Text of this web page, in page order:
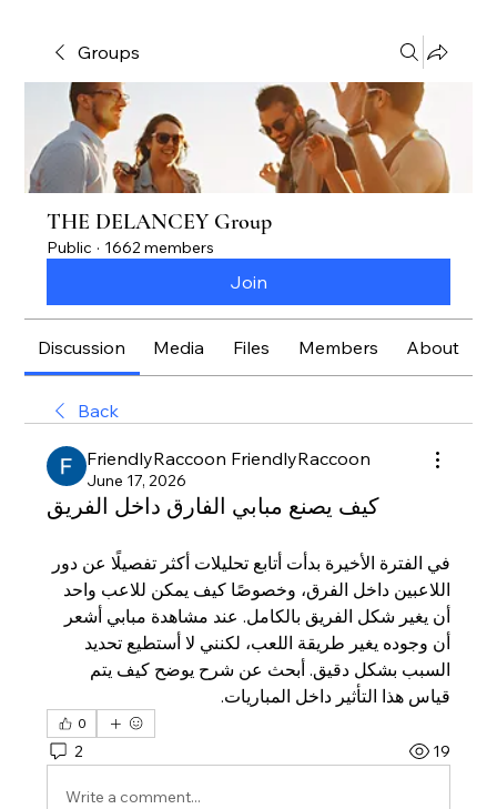
Groups
THE DELANCEY Group
Public · 1662 members
Join
Discussion Media Files Members About
Back
FriendlyRaccoon FriendlyRaccoon
June 17, 2026
كيف يصنع مبابي الفارق داخل الفريق
قياس هذا التأثير داخل المباريات.
0
2 19
Write a comment...